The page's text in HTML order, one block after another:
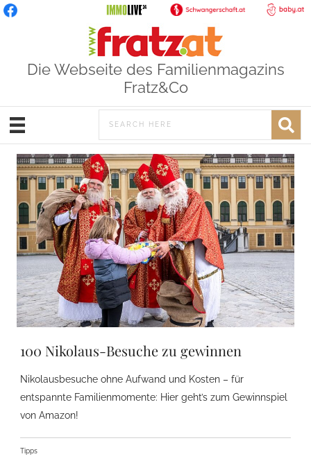
Die Webseite des Familienmagazins
Fratz&Co
100 Nikolaus-Besuche zu gewinnen
Nikolausbesuche ohne Aufwand und Kosten – für
entspannte Familienmomente: Hier geht’s zum Gewinnspiel
von Amazon!
Tipps